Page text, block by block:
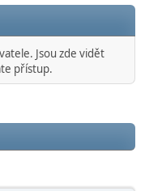
Jsou zde vidět
přístup.